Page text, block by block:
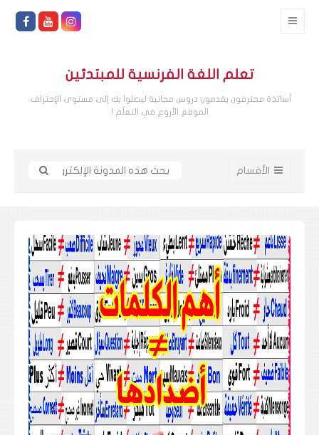
تعلم اللغة الفرنسية للمبتدئين
أساتذة محترفون يقدمون دروس مجانية ليصلوا بك إلى مستوى الإحتراف،
الموقع الأروع في التعلّم !
الأقسام